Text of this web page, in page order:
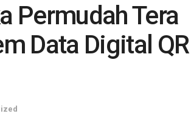
Permudah Tera
Data Digital QR